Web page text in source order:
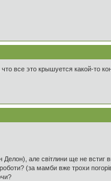
все это крышуется какой-то
але світлини ще не встиг
(за мамби вже трохи